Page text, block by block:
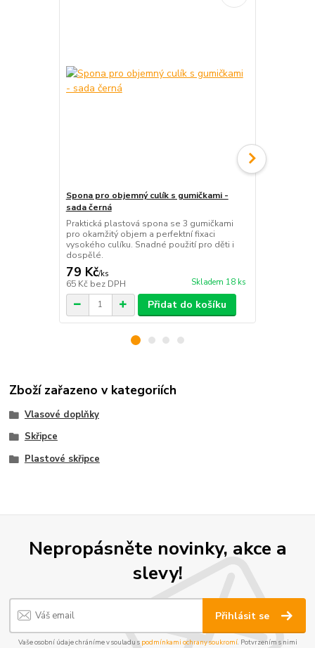
Spona pro objemný culík s gumičkami -
sada černá
Praktická plastová spona se 3 gumičkami
pro okamžitý objem a perfektní fixaci
vysokého culíku. Snadné použití pro děti i
dospělé.
79 Kč/ks
65 Kč bez DPH Skladem 18 ks
Přidat do košíku
Zboží zařazeno v kategoriích
Vlasové doplňky
Skřipce
Plastové skřipce
Nepropásněte novinky, akce a
slevy!
Přihlásit se
Vaše osobní údaje chráníme v souladu s podmínkami ochrany soukromí. Potvrzením s nimi